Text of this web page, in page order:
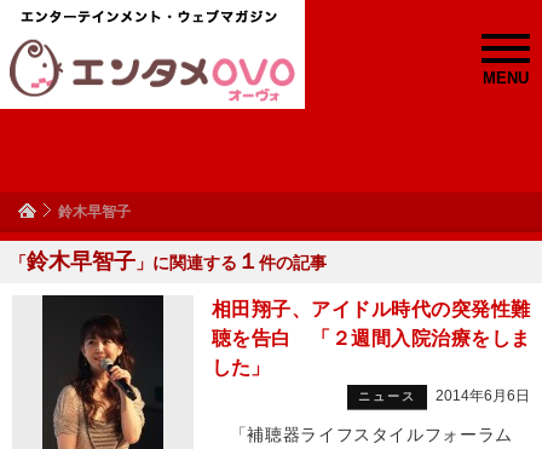
MENU
鈴木早智子
「鈴木早智子 」に関連する １ 件の記事
相田翔子、アイドル時代の突発性難
聴を告白 「２週間入院治療をしま
した」
ニュース 2014年6月6日
「補聴器ライフスタイルフォーラム